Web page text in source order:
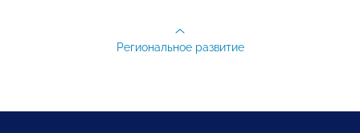
Региональное развитие